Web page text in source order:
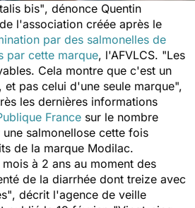
bis", dénonce Quentin
l'association créée après le
par des salmonelles de
par cette marque, l'AFVLCS. "Les
Cela montre que c'est un
et pas celui d'une seule marque",
les dernières informations
France sur le nombre
salmonellose cette fois
de la marque Modilac.
à 2 ans au moment des
de la diarrhée dont treize avec
, décrit l'agence de veille